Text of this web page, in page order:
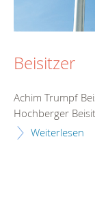
Beisitzer
Achim Trumpf
Hochberger
Weiterlesen